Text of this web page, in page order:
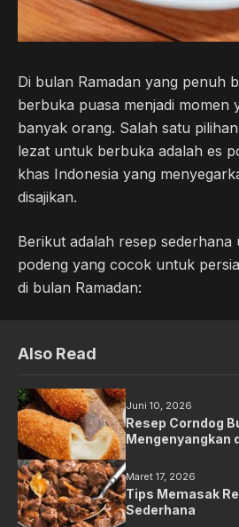
Di bulan Ramadan yang penuh
berbuka puasa menjadi momen
banyak orang. Salah satu
lezat untuk berbuka adalah es
khas Indonesia yang
disajikan.
Berikut adalah resep sederhana
podeng yang cocok untuk
di bulan Ramadan:
Also Read
Juni 10, 2026
Resep Corndog
Mengenyangkan
Maret 17, 2026
Tips Memasak
Sederhana